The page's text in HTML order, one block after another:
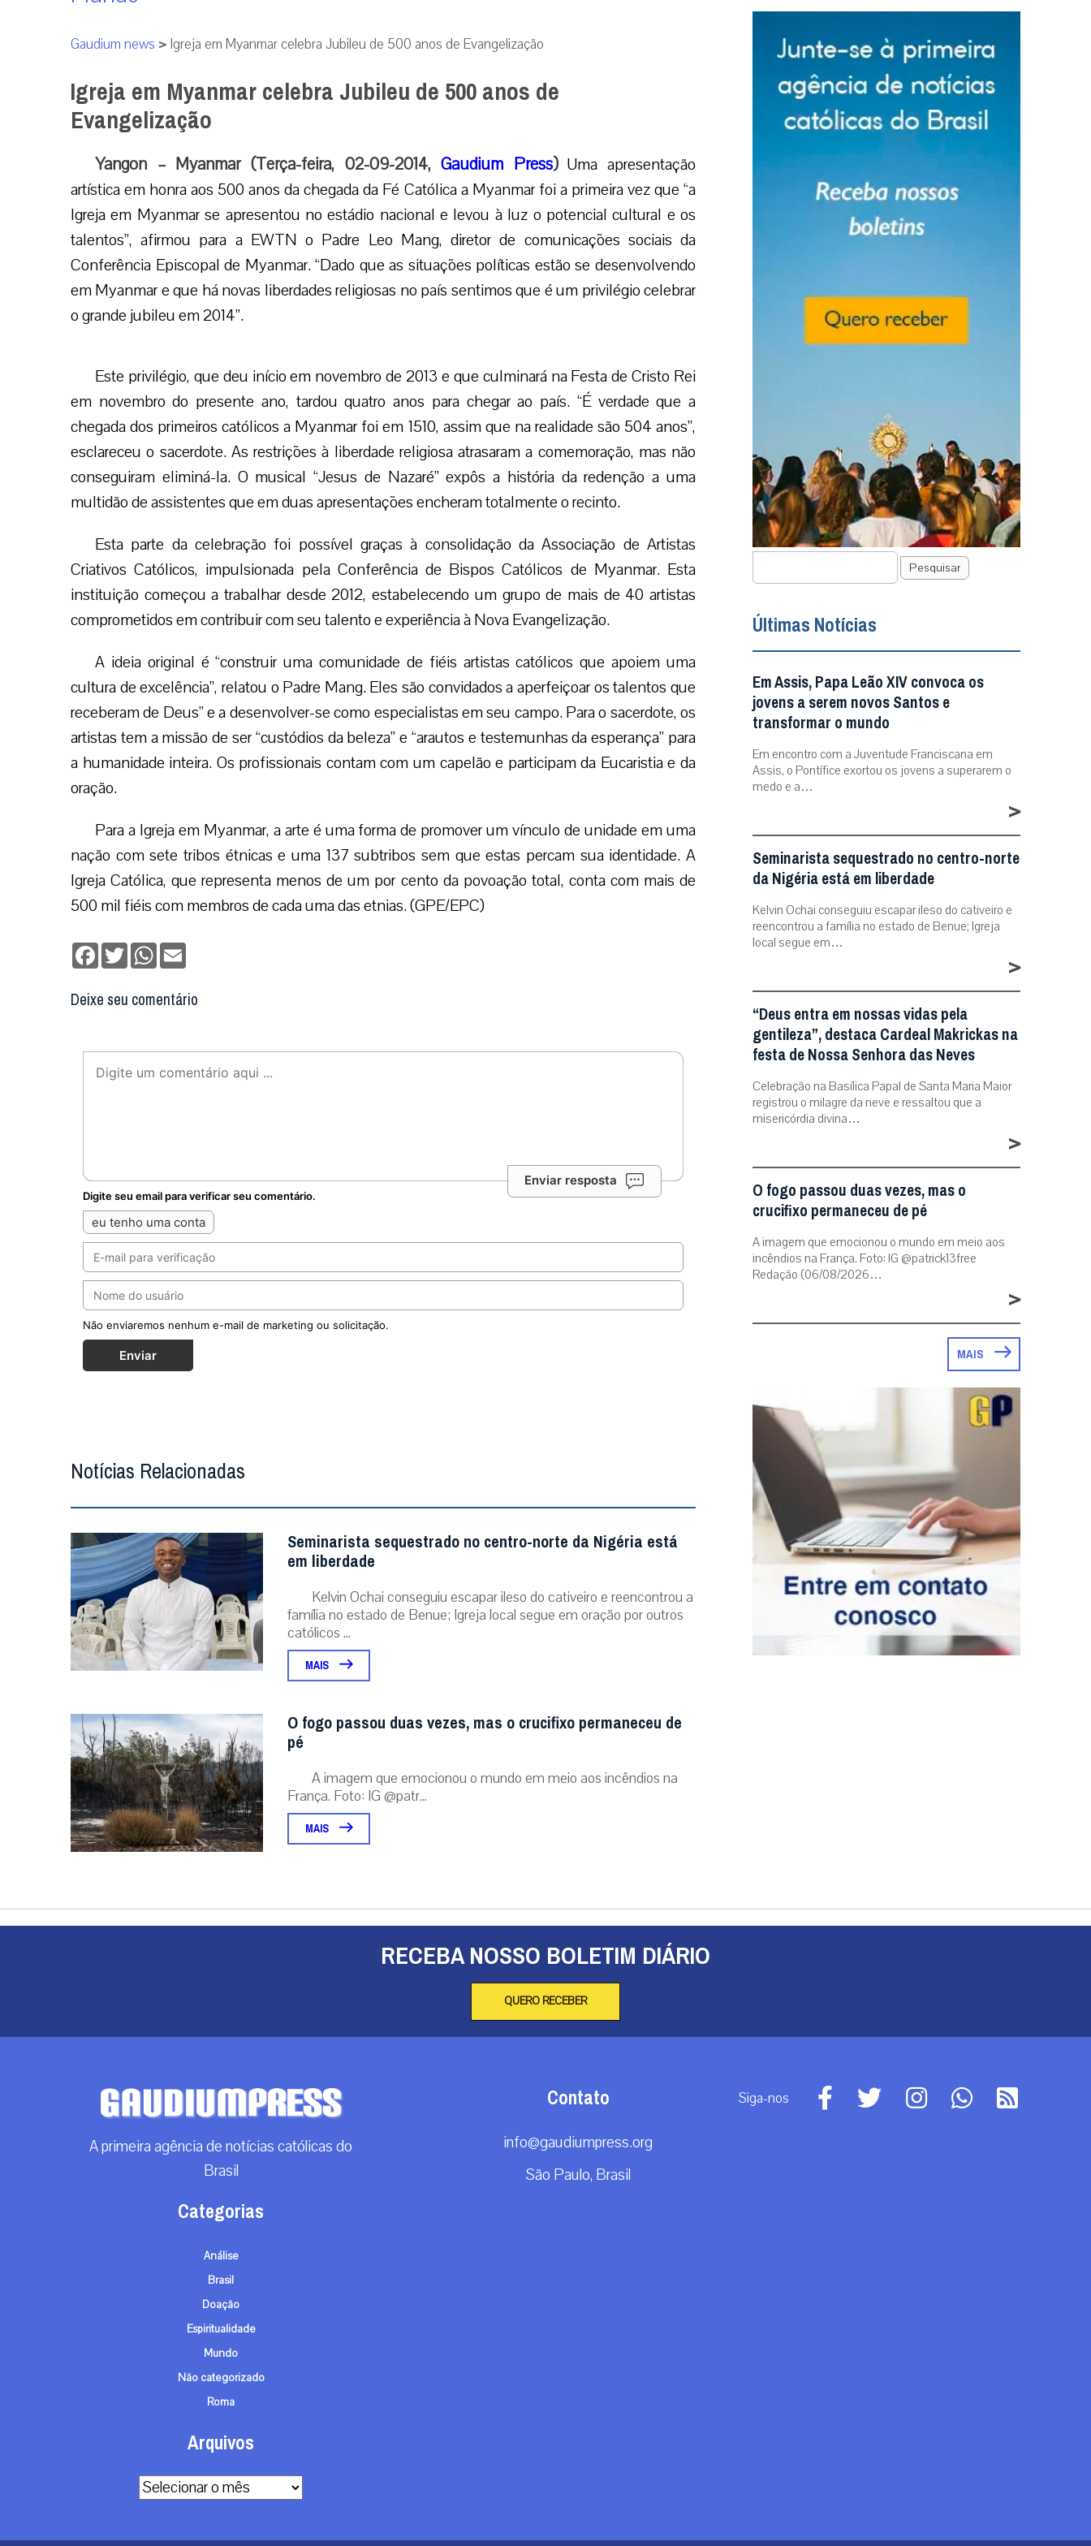
Gaudium news > Igreja em Myanmar celebra Jubileu de 500 anos de Evangelização
Igreja em Myanmar celebra Jubileu de 500 anos de
Evangelização
Yangon – Myanmar (Terça-feira, 02-09-2014,Gaudium Press)Uma apresentação
artística em honra aos 500 anos da chegada da Fé Católica a Myanmar foi a primeira vez que “a
Igreja em Myanmar se apresentou no estádio nacional e levou à luz o potencial cultural e os
talentos”, afirmou para a EWTN o Padre Leo Mang, diretor de comunicações sociais da
Conferência Episcopal de Myanmar. “Dado que as situações políticas estão se desenvolvendo
em Myanmar e que há novas liberdades religiosas no país sentimos que é um privilégio celebrar
o grande jubileu em 2014”.
Este privilégio, que deu início em novembro de 2013 e que culminará na Festa de Cristo Rei
em novembro do presente ano, tardou quatro anos para chegar ao país. “É verdade que a
chegada dos primeiros católicos a Myanmar foi em 1510, assim que na realidade são 504 anos”,
esclareceu o sacerdote. As restrições à liberdade religiosa atrasaram a comemoração, mas não
conseguiram eliminá-la. O musical “Jesus de Nazaré” expôs a história da redenção a uma
multidão de assistentes que em duas apresentações encheram totalmente o recinto.
Esta parte da celebração foi possível graças à consolidação da Associação de Artistas
Criativos Católicos, impulsionada pela Conferência de Bispos Católicos de Myanmar. Esta
instituição começou a trabalhar desde 2012, estabelecendo um grupo de mais de 40 artistas
comprometidos em contribuir com seu talento e experiência à Nova Evangelização.
A ideia original é “construir uma comunidade de fiéis artistas católicos que apoiem uma
cultura de excelência”, relatou o Padre Mang. Eles são convidados a aperfeiçoar os talentos que
receberam de Deus” e a desenvolver-se como especialistas em seu campo. Para o sacerdote, os
artistas tem a missão de ser “custódios da beleza” e “arautos e testemunhas da esperança” para
a humanidade inteira. Os profissionais contam com um capelão e participam da Eucaristia e da
oração.
Para a Igreja em Myanmar, a arte é uma forma de promover um vínculo de unidade em uma
nação com sete tribos étnicas e uma 137 subtribos sem que estas percam sua identidade. A
Igreja Católica, que representa menos de um por cento da povoação total, conta com mais de
500 mil fiéis com membros de cada uma das etnias. (GPE/EPC)
Facebook
TwitterWhatsApp
Deixe seu comentário
Enviar resposta
Digite seu email para verificar seu comentário.
eu tenho uma conta
Não enviaremos nenhum e-mail de marketing ou solicitação.
Enviar
Notícias Relacionadas
Seminarista sequestrado no centro-norte da Nigéria está
em liberdade
Kelvin Ochai conseguiu escapar ileso do cativeiro e reencontrou a
família no estado de Benue; Igreja local segue em oração por outros
católicos ...
MAIS
O fogo passou duas vezes, mas o crucifixo permaneceu de
pé
A imagem que emocionou o mundo em meio aos incêndios na
França. Foto: IG @patr...
MAIS
Pesquisar
Últimas Notícias
Em Assis, Papa Leão XIV convoca os
jovens a serem novos Santos e
transformar o mundo
Em encontro com a Juventude Franciscana em
Assis, o Pontífice exortou os jovens a superarem o
medo e a…
>
Seminarista sequestrado no centro-norte
da Nigéria está em liberdade
Kelvin Ochai conseguiu escapar ileso do cativeiro e
reencontrou a família no estado de Benue; Igreja
local segue em…
>
“Deus entra em nossas vidas pela
gentileza”, destaca Cardeal Makrickas na
festa de Nossa Senhora das Neves
Celebração na Basílica Papal de Santa Maria Maior
registrou o milagre da neve e ressaltou que a
misericórdia divina…
>
O fogo passou duas vezes, mas o
crucifixo permaneceu de pé
A imagem que emocionou o mundo em meio aos
incêndios na França. Foto: IG @patrick13free
Redação (06/08/2026…
>
MAIS
RECEBA NOSSO BOLETIM DIÁRIO
QUERO RECEBER
A primeira agência de notícias católicas do
Brasil
Categorias
Análise
Brasil
Doação
Espiritualidade
Mundo
Não categorizado
Roma
Arquivos
Arquivos
Contato
info@gaudiumpress.org
São Paulo, Brasil
Siga-nos